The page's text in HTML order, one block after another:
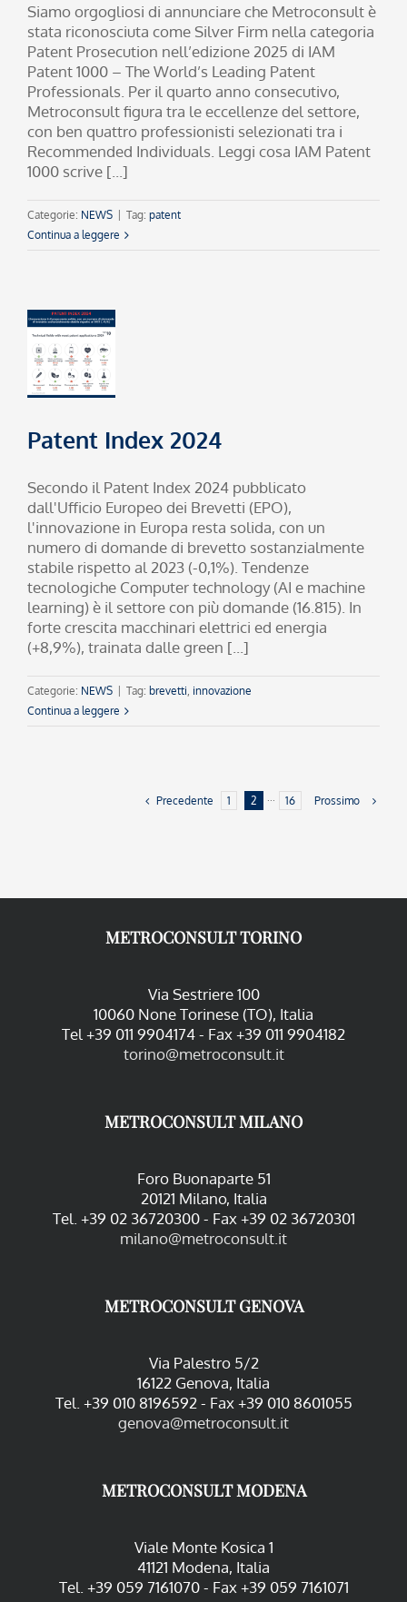
Siamo orgogliosi di annunciare che Metroconsult è
stata riconosciuta come Silver Firm nella categoria
Patent Prosecution nell’edizione 2025 di IAM
Patent 1000 – The World’s Leading Patent
Professionals. Per il quarto anno consecutivo,
Metroconsult figura tra le eccellenze del settore,
con ben quattro professionisti selezionati tra i
Recommended Individuals. Leggi cosa IAM Patent
1000 scrive [...]
Categorie: NEWS Tag: patent
Continua a leggere
Patent Index 2024
Secondo il Patent Index 2024 pubblicato
dall'Ufficio Europeo dei Brevetti (EPO),
l'innovazione in Europa resta solida, con un
numero di domande di brevetto sostanzialmente
stabile rispetto al 2023 (-0,1%). Tendenze
tecnologiche Computer technology (AI e machine
learning) è il settore con più domande (16.815). In
forte crescita macchinari elettrici ed energia
(+8,9%), trainata dalle green [...]
Categorie: NEWS Tag: brevetti innovazione
Continua a leggere
Precedente 1 2 ··· 16 Prossimo
METROCONSULT TORINO
Via Sestriere 100
10060 None Torinese (TO), Italia
Tel +39 011 9904174 - Fax +39 011 9904182
torino@metroconsult.it
METROCONSULT MILANO
Foro Buonaparte 51
20121 Milano, Italia
Tel. +39 02 36720300 - Fax +39 02 36720301
milano@metroconsult.it
METROCONSULT GENOVA
Via Palestro 5/2
16122 Genova, Italia
Tel. +39 010 8196592 - Fax +39 010 8601055
genova@metroconsult.it
METROCONSULT MODENA
Viale Monte Kosica 1
41121 Modena, Italia
Tel. +39 059 7161070 - Fax +39 059 7161071